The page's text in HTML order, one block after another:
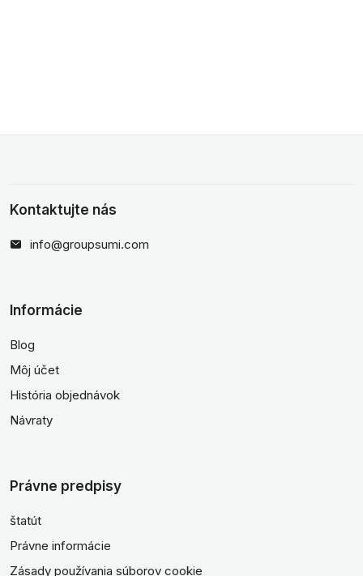
Kontaktujte nás
info@groupsumi.com
Informácie
Blog
Môj účet
História objednávok
Návraty
Právne predpisy
štatút
Právne informácie
Zásady používania súborov cookie